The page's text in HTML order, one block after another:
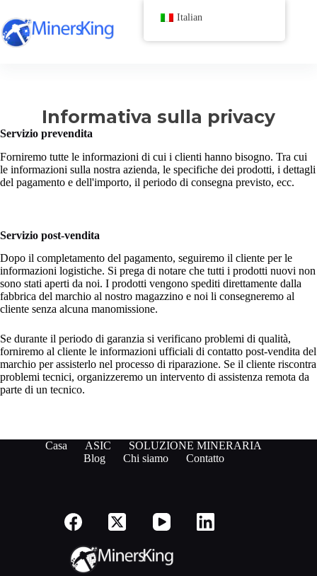
Informativa sulla privacy
Servizio prevendita
Forniremo tutte le informazioni di cui i clienti hanno bisogno. Tra cui
le informazioni sulla nostra azienda, le specifiche dei prodotti, i dettagli
del pagamento e dell'importo, il periodo di consegna previsto, ecc.
Servizio post-vendita
Dopo il completamento del pagamento, seguiremo il cliente per le
informazioni logistiche. Si prega di notare che tutti i prodotti nuovi non
sono stati aperti da noi. I prodotti vengono spediti direttamente dalla
fabbrica del marchio al nostro magazzino e noi li consegneremo al
cliente senza alcuna manomissione.
Se durante il periodo di garanzia si verificano problemi di qualità,
forniremo al cliente le informazioni ufficiali di contatto post-vendita del
marchio per assisterlo nel processo di riparazione. Se il cliente riscontra
problemi tecnici, organizzeremo un intervento di assistenza remota da
parte di un tecnico.
Casa ASIC
SOLUZIONE MINERARIA
Blog
Chi siamo Contatto
Italian